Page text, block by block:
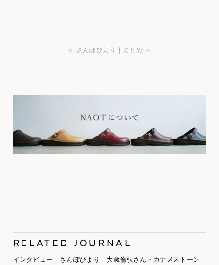
＜ さんぽびより｜まとめ ＞
RELATED JOURNAL
インタビュー さんぽびより｜大歳倫弘さん・カナメストーン